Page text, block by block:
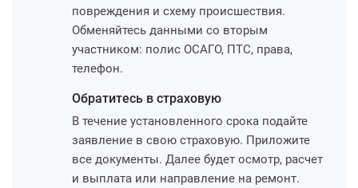
повреждения и схему происшествия.
Обменяйтесь данными со вторым
участником: полис ОСАГО, ПТС, права,
телефон.
Обратитесь в страховую
В течение установленного срока подайте
заявление в свою страховую. Приложите
все документы. Далее будет осмотр, расчет
и выплата или направление на ремонт.